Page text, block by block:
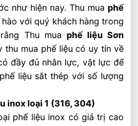
như hiện nay. Thu mua phế
với quý khách hàng trong
Thu mua phế liệu Sơn
thu mua phế liệu có uy tín về
đầy đủ nhân lực, vật lực để
liệu sắt thép với số lượng
inox loại 1 (316, 304)
phế liệu inox có giá trị cao